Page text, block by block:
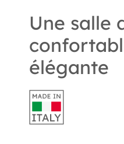
Une salle
élégante